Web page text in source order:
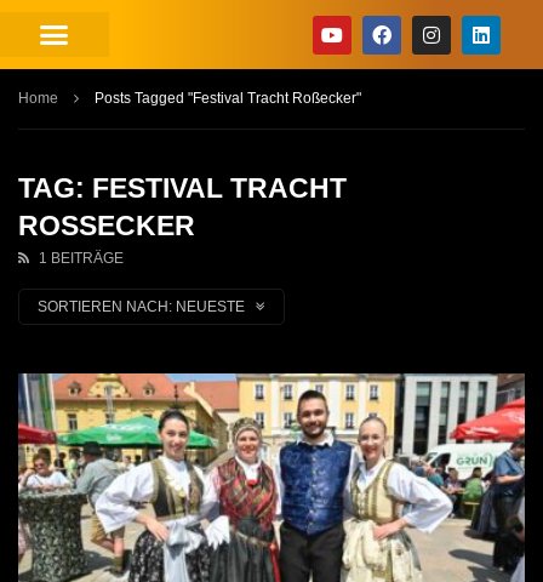
Home Posts Tagged "Festival Tracht Roßecker"
TAG: FESTIVAL TRACHT
ROSSECKER
1 BEITRÄGE
SORTIEREN NACH: NEUESTE